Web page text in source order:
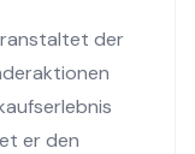
der
er den